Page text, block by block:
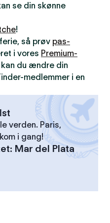
se din skønne
!
så prøv pas-
i vores Premium-
du ændre din
medlemmer i en
verden. Paris,
i gang!
: Mar del Plata